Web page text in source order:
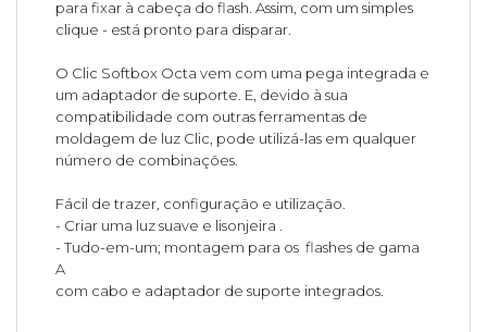
para fixar à cabeça do flash. Assim, com um simples
clique - está pronto para disparar.
O Clic Softbox Octa vem com uma pega integrada e
um adaptador de suporte. E, devido à sua
compatibilidade com outras ferramentas de
moldagem de luz Clic, pode utilizá-las em qualquer
número de combinações.
Fácil de trazer, configuração e utilização.
- Criar uma luz suave e lisonjeira .
- Tudo-em-um; montagem para os flashes de gama
A
com cabo e adaptador de suporte integrados.